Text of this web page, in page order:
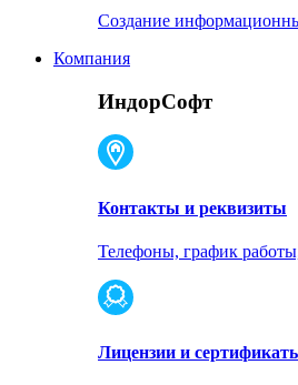
Создание
Компания
ИндорСофт
Контакты и реквизиты
Телефоны, график
Лицензии и